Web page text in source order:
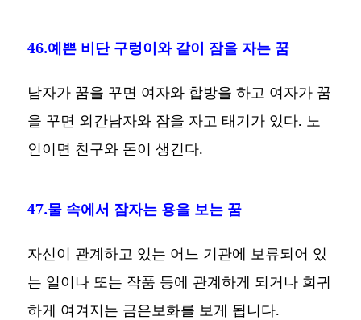
46.예쁜 비단 구렁이와 같이 잠을 자는 꿈
남자가 꿈을 꾸면 여자와 합방을 하고 여자가 꿈
을 꾸면 외간남자와 잠을 자고 태기가 있다. 노
인이면 친구와 돈이 생긴다.
47.물 속에서 잠자는 용을 보는 꿈
자신이 관계하고 있는 어느 기관에 보류되어 있
는 일이나 또는 작품 등에 관계하게 되거나 희귀
하게 여겨지는 금은보화를 보게 됩니다.